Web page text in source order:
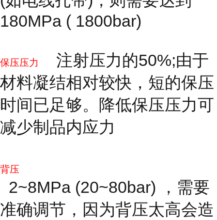
180MPa ( 1800bar)
保压压力
注射压力的50%;由于
材料凝结相对较快，短的保压
时间已足够。降低保压压力可
减少制品内应力
背压
2~8MPa (20~80bar) ，需要
准确调节，因为背压太高会造